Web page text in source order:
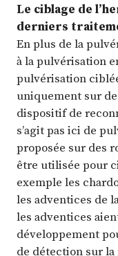
Le ciblage de
derniers
En plus de la
à la pulvérisation
pulvérisation
uniquement sur
dispositif de
s’agit pas ici de
proposée sur des
être utilisée pour
exemple les
les adventices de
les adventices
développement
de détection sur la